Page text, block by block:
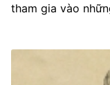
tham gia vào